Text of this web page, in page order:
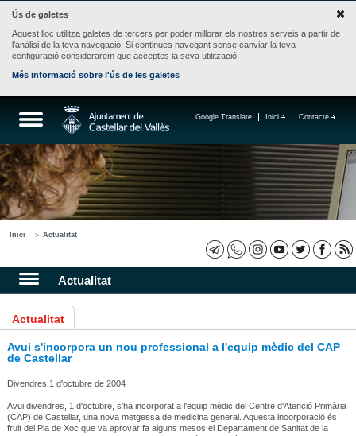
Ús de galetes
Aquest lloc utilitza galetes de tercers per poder millorar els nostres serveis a partir de
l'anàlisi de la teva navegació. Si continues navegant sense canviar la teva
configuració considerarem que acceptes la seva utilització.
Més informació sobre l'ús de les galetes
Contacte
Inici
Google Translate
Inici Actualitat
Actualitat
Actualitat
Avui s'incorpora un nou professional a l'equip mèdic del CAP
de Castellar
Divendres 1 d'octubre de 2004
Avui divendres, 1 d'octubre, s'ha incorporat a l'equip mèdic del Centre d'Atenció Primària
(CAP) de Castellar, una nova metgessa de medicina general. Aquesta incorporació és
fruit del Pla de Xoc que va aprovar fa alguns mesos el Departament de Sanitat de la